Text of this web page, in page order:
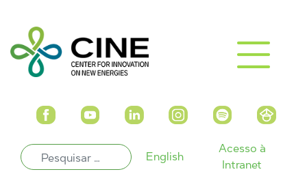
English
Acesso à
Intranet